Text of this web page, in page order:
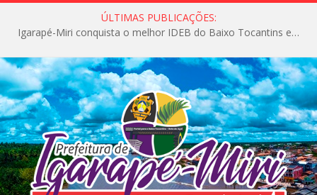
ÚLTIMAS PUBLICAÇÕES:
Igarapé-Miri conquista o melhor IDEB do Baixo Tocantins e avança na qualidade da educação pública